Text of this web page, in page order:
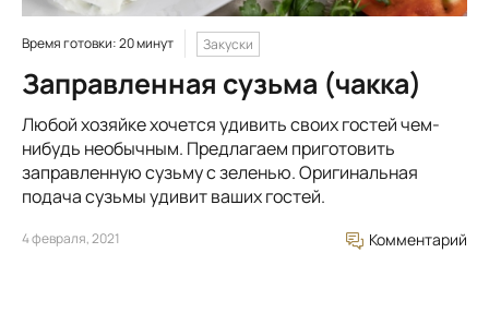
Время готовки: 20 минут Закуски
Заправленная сузьма (чакка)
Любой хозяйке хочется удивить своих гостей чем-
нибудь необычным. Предлагаем приготовить
заправленную сузьму с зеленью. Оригинальная
подача сузьмы удивит ваших гостей.
4 февраля, 2021 Комментарий